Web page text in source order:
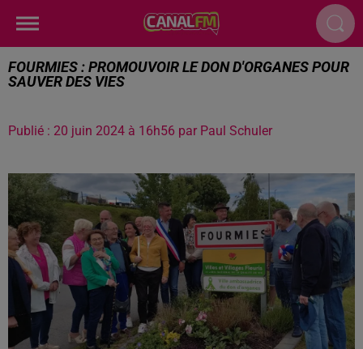
FOURMIES : PROMOUVOIR LE DON D'ORGANES POUR
SAUVER DES VIES
Publié : 20 juin 2024 à 16h56 par Paul Schuler